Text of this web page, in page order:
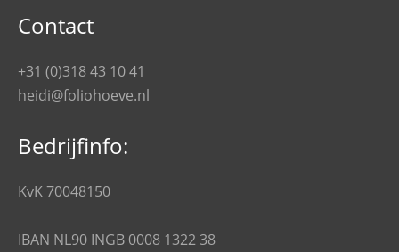
Contact
+31 (0)318 43 10 41
heidi@foliohoeve.nl
Bedrijfinfo:
KvK 70048150
IBAN NL90 INGB 0008 1322 38